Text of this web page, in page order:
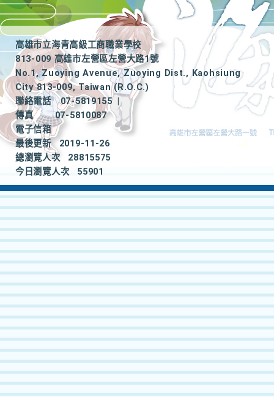
高雄市立海青高級工商職業學校
813-009 高雄市左營區左營大路1號
No.1, Zuoying Avenue, Zuoying Dist., Kaohsiung
City 813-009, Taiwan (R.O.C.)
聯絡電話
07-5819155
|
傳真
07-5810087
電子信箱
最後更新
2019-11-26
總瀏覽人次
28815575
今日瀏覽人次
55901